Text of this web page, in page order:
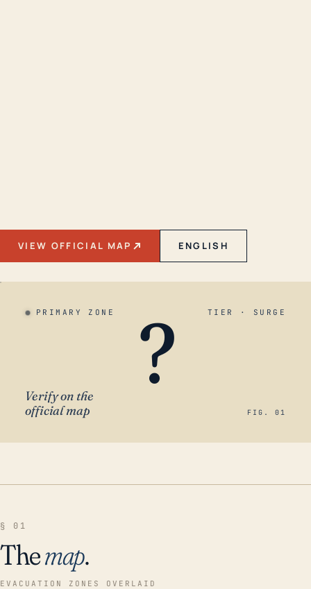
VIEW OFFICIAL MAP ENGLISH
PRIMARY ZONE TIER · SURGE
?
Verify on the
official map
FIG. 01
§ 01
Themap.
EVACUATION ZONES OVERLAID